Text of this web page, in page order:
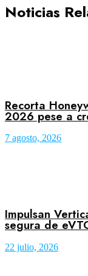
Noticias
Recorta
2026 pese a
7 agosto, 2026
Impulsan
segura de
22 julio, 2026